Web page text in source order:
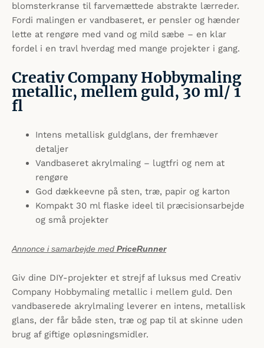
blomsterkranse til farvemættede abstrakte lærreder.
Fordi malingen er vandbaseret, er pensler og hænder
lette at rengøre med vand og mild sæbe – en klar
fordel i en travl hverdag med mange projekter i gang.
Creativ Company Hobbymaling
metallic, mellem guld, 30 ml/ 1
fl
Intens metallisk guldglans, der fremhæver
detaljer
Vandbaseret akrylmaling – lugtfri og nem at
rengøre
God dækkeevne på sten, træ, papir og karton
Kompakt 30 ml flaske ideel til præcisionsarbejde
og små projekter
Annonce i samarbejde med PriceRunner
Giv dine DIY-projekter et strejf af luksus med Creativ
Company Hobbymaling metallic i mellem guld. Den
vandbaserede akrylmaling leverer en intens, metallisk
glans, der får både sten, træ og pap til at skinne uden
brug af giftige opløsningsmidler.